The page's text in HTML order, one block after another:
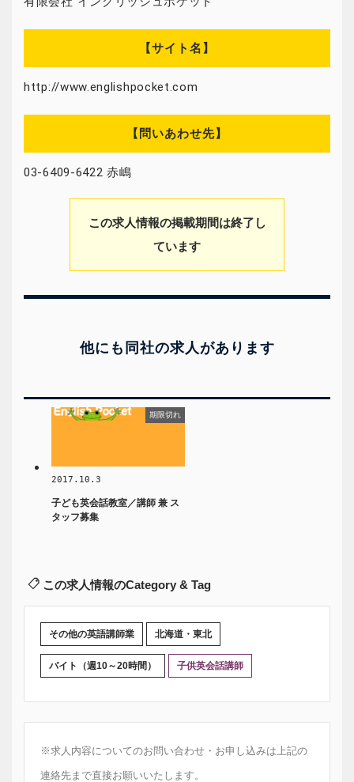
【サイト名】
http://www.englishpocket.com
【問いあわせ先】
03-6409-6422 赤嶋
この求人情報の掲載期間は終了し
ています
他にも同社の求人があります
期限切れ
2017.10.3
子ども英会話教室／講師 兼 ス
タッフ募集
この求人情報のCategory & Tag
その他の英語講師業 北海道・東北
バイト（週10～20時間） 子供英会話講師
※求人内容についてのお問い合わせ・お申し込みは上記の
連絡先まで直接お願いいたします。